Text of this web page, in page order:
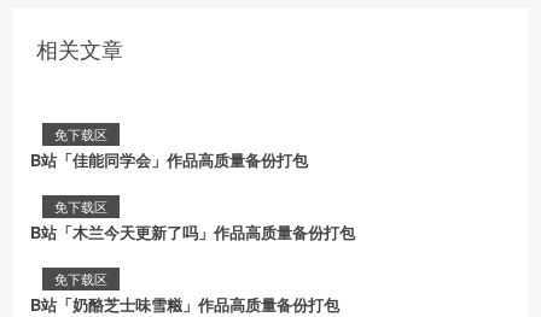
相关文章
免下载区
B站「佳能同学会」作品高质量备份打包
免下载区
B站「木兰今天更新了吗」作品高质量备份打包
免下载区
B站「奶酪芝士味雪糍」作品高质量备份打包